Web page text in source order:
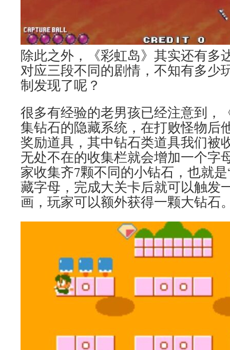
除此之外，《彩虹岛》其实还有多
对应三段不同的剧情，不知有多少
制发现了呢？
很多有经验的老男孩已经注意到，
集钻石的隐藏系统，在打败怪物后
奖励道具，其中钻石类道具我们被
无处不在的收集栏就会增加一个字
家收集齐7颗不同的小钻石，也就是
藏字母，完成大关卡后就可以触发
画，玩家可以额外获得一颗大钻石